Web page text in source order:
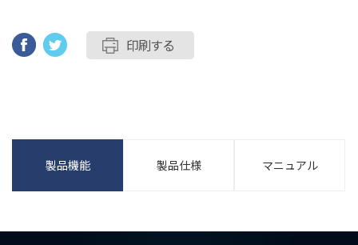
印刷する
製品機能 製品仕様 マニュアル